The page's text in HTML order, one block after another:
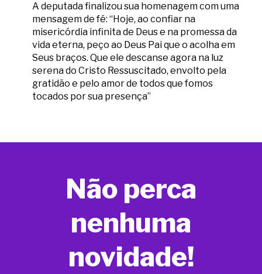
A deputada finalizou sua homenagem com uma
mensagem de fé: “Hoje, ao confiar na
misericórdia infinita de Deus e na promessa da
vida eterna, peço ao Deus Pai que o acolha em
Seus braços. Que ele descanse agora na luz
serena do Cristo Ressuscitado, envolto pela
gratidão e pelo amor de todos que fomos
tocados por sua presença”
Não perca
nenhuma
novidade!